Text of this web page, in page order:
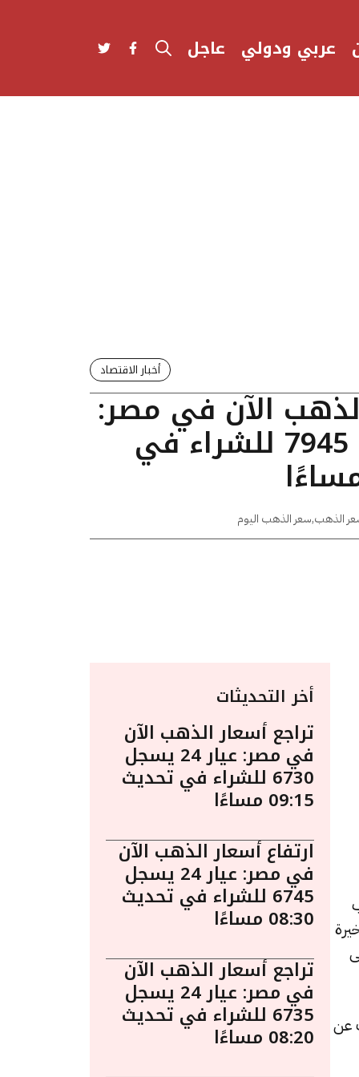
عربي ودولي عاجل
أخبار الاقتصاد
الآن في مصر:
عيار 24 يسجل 7945 للشراء في
الذهب,سعر الذهب اليوم
بزيادة قدرها 10 جنيهات عن
أخر التحديثات
تراجع أسعار الذهب الآن
في مصر: عيار 24 يسجل
6730 للشراء في تحديث
09:15 مساءًا
ارتفاع أسعار الذهب الآن
في مصر: عيار 24 يسجل
6745 للشراء في تحديث
08:30 مساءًا
تراجع أسعار الذهب الآن
في مصر: عيار 24 يسجل
6735 للشراء في تحديث
08:20 مساءًا